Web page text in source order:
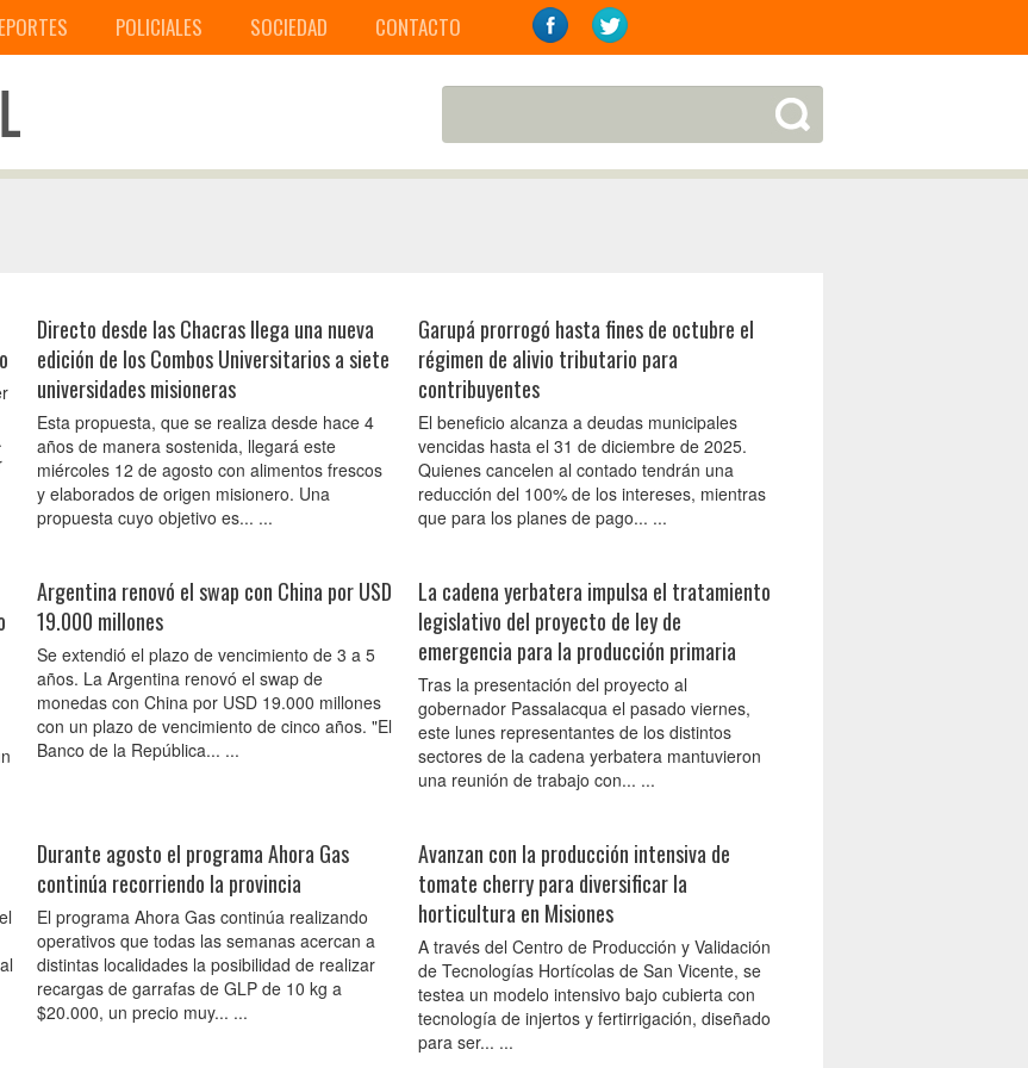
POLICIALES SOCIEDAD CONTACTO
Directo desde las Chacras llega una nueva
edición de los Combos Universitarios a siete
universidades misioneras
Esta propuesta, que se realiza desde hace 4
años de manera sostenida, llegará este
miércoles 12 de agosto con alimentos frescos
y elaborados de origen misionero. Una
propuesta cuyo objetivo es... ...
Garupá prorrogó hasta fines de octubre el
régimen de alivio tributario para
contribuyentes
El beneficio alcanza a deudas municipales
vencidas hasta el 31 de diciembre de 2025.
Quienes cancelen al contado tendrán una
reducción del 100% de los intereses, mientras
que para los planes de pago... ...
Argentina renovó el swap con China por USD
19.000 millones
Se extendió el plazo de vencimiento de 3 a 5
años. La Argentina renovó el swap de
monedas con China por USD 19.000 millones
con un plazo de vencimiento de cinco años. "El
Banco de la República... ...
La cadena yerbatera impulsa el tratamiento
legislativo del proyecto de ley de
emergencia para la producción primaria
Tras la presentación del proyecto al
gobernador Passalacqua el pasado viernes,
este lunes representantes de los distintos
sectores de la cadena yerbatera mantuvieron
una reunión de trabajo con... ...
Durante agosto el programa Ahora Gas
continúa recorriendo la provincia
El programa Ahora Gas continúa realizando
operativos que todas las semanas acercan a
distintas localidades la posibilidad de realizar
recargas de garrafas de GLP de 10 kg a
$20.000, un precio muy... ...
Avanzan con la producción intensiva de
tomate cherry para diversificar la
horticultura en Misiones
A través del Centro de Producción y Validación
de Tecnologías Hortícolas de San Vicente, se
testea un modelo intensivo bajo cubierta con
tecnología de injertos y fertirrigación, diseñado
para ser... ...